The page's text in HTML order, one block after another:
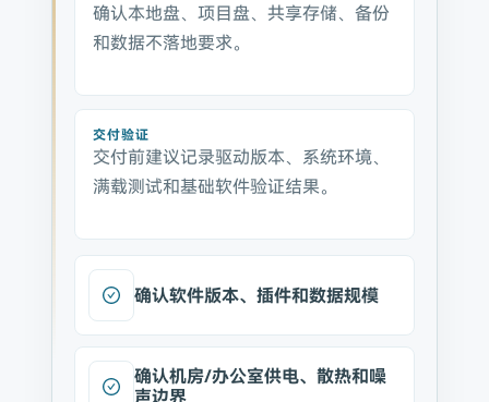
确认本地盘、项目盘、共享存储、备份
和数据不落地要求。
交付验证
交付前建议记录驱动版本、系统环境、
满载测试和基础软件验证结果。
确认软件版本、插件和数据规模
确认机房/办公室供电、散热和噪
声边界